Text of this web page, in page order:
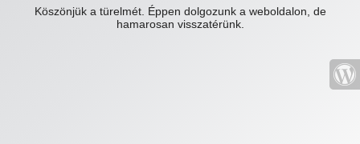
Köszönjük a türelmét. Éppen dolgozunk a weboldalon, de
hamarosan visszatérünk.